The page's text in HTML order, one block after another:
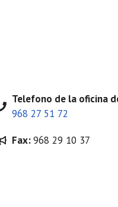
Telefono de la oficina
968 27 51 72
Fax:968 29 10 37